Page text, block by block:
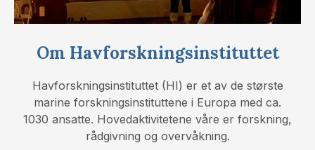
Om Havforskningsinstituttet
Havforskningsinstituttet (HI) er et av de største
marine forskningsinstituttene i Europa med ca.
1030 ansatte. Hovedaktivitetene våre er forskning,
rådgivning og overvåkning.